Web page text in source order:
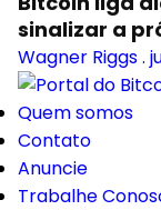
sinalizar a
Wagner Riggs.
Quem somos
Contato
Anuncie
Trabalhe